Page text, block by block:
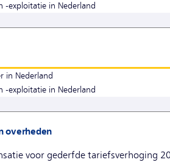
-exploitatie in Nederland
in Nederland
-exploitatie in Nederland
overheden
voor gederfde tariefsverhoging